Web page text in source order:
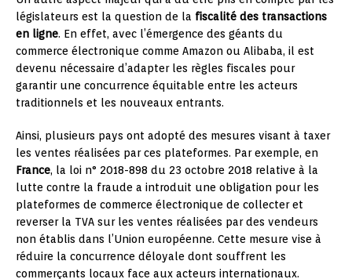
législateurs est la question de la fiscalité des transactions
en ligne. En effet, avec l’émergence des géants du
commerce électronique comme Amazon ou Alibaba, il est
devenu nécessaire d’adapter les règles fiscales pour
garantir une concurrence équitable entre les acteurs
traditionnels et les nouveaux entrants.
Ainsi, plusieurs pays ont adopté des mesures visant à taxer
les ventes réalisées par ces plateformes. Par exemple, en
France, la loi n° 2018-898 du 23 octobre 2018 relative à la
lutte contre la fraude a introduit une obligation pour les
plateformes de commerce électronique de collecter et
reverser la TVA sur les ventes réalisées par des vendeurs
non établis dans l’Union européenne. Cette mesure vise à
réduire la concurrence déloyale dont souffrent les
commerçants locaux face aux acteurs internationaux.